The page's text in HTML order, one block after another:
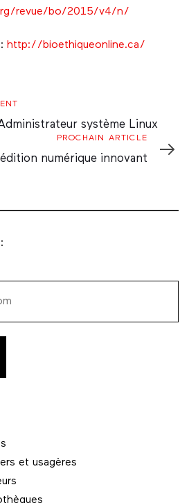
revue/bo/2015/v4/n/
http://bioethiqueonline.ca/
système Linux
PROCHAIN ARTICLE
numérique innovant
et usagères